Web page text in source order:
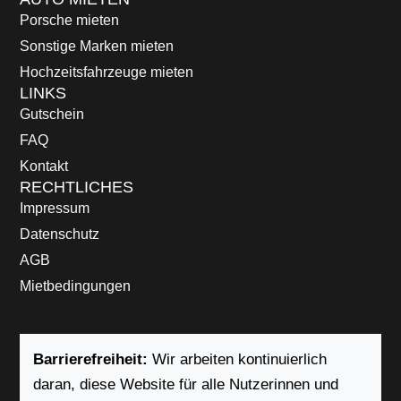
Porsche mieten
Sonstige Marken mieten
Hochzeitsfahrzeuge mieten
LINKS
Gutschein
FAQ
Kontakt
RECHTLICHES
Impressum
Datenschutz
AGB
Mietbedingungen
Barrierefreiheit: Wir arbeiten kontinuierlich
daran, diese Website für alle Nutzerinnen und